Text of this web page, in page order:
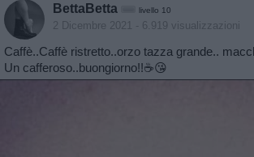
BettaBetta livello 10
2 Dicembre 2021 - 6.919 visualizzazioni
Caffè..Caffè ristretto..orzo tazza grande..
Un cafferoso..buongiorno!!☕️😘